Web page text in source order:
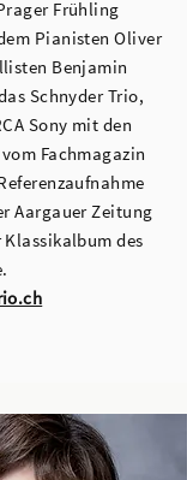
Frühling
Pianisten Oliver
Benjamin
Schnyder Trio,
Sony mit den
Fachmagazin
Aargauer Zeitung
Klassikalbum des